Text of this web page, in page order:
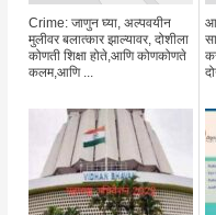
Crime: जाणुन घ्या, अल्पवयीन
मुलीवर बलात्कार झाल्यावर, दोशीला
कोणती शिक्षा होते,आणि कोणकोणते
कलम,आणि ...